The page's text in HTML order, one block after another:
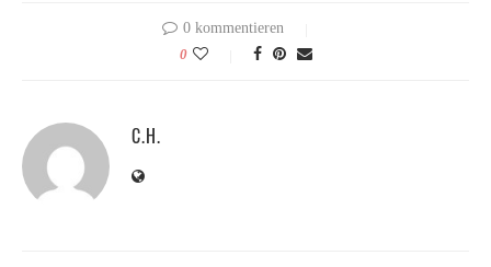
0 kommentieren
0
C.H.